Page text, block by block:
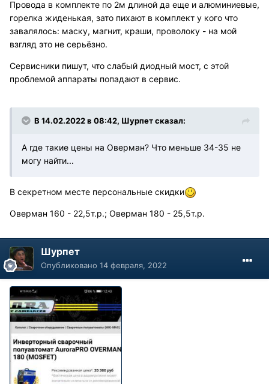
Провода в комплекте по 2м длиной да еще и алюминиевые,
горелка жиденькая, зато пихают в комплект у кого что
завалялось: маску, магнит, краши, проволоку - на мой
взгляд это не серьёзно.
Сервисники пишут, что слабый диодный мост, с этой
проблемой аппараты попадают в сервис.
В 14.02.2022 в 08:42, Шурпет сказал:
А где такие цены на Оверман? Что меньше 34-35 не
могу найти...
В секретном месте персональные скидки
Оверман 160 - 22,5т.р.; Оверман 180 - 25,5т.р.
Шурпет
Опубликовано 14 февраля, 2022